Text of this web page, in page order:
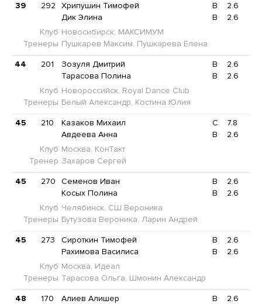
39 292 Хрипушин Тимофей B
2.6
Дик Элина
B
2.6
Клуб Новосибирск, МАКСИМУМ
Тренеры Пушкарев Максим, Пушкарева Елена
44 201 Зозуля Дмитрий B
2.6
Тарасова Полина
B
2.6
Клуб Новороссийск, Royal Dance Club
Тренеры Белый Александр, Костина Юлия
45 210 Казаков Михаил C
7.8
Авдеева Анна
B
2.6
Клуб Москва, КонТакт
Тренер Захаров Сергей
45 270 Семенов Иван B
2.6
Косых Полина
B
2.6
Клуб Челябинск, СШ Вероника
Тренеры Бутузова Вероника, Ларин Андрей
45 273 Сироткин Тимофей B
2.6
Рахимова Василиса
B
2.6
Клуб Москва, Идеал
Тренеры Тарасова Ольга, Шмонин Александр
48 170 Алиев Алишер B
2.6